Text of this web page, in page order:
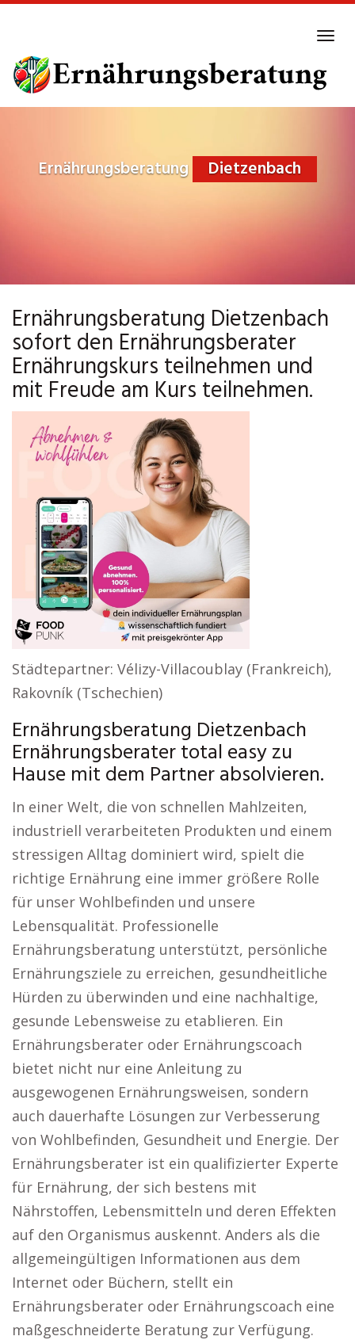
main
content
Ernährungsberatung Dietzenbach
Ernährungsberatung Dietzenbach
sofort den Ernährungsberater
Ernährungskurs teilnehmen und
mit Freude am Kurs teilnehmen.
Städtepartner: Vélizy-Villacoublay (Frankreich),
Rakovník (Tschechien)
Ernährungsberatung Dietzenbach
Ernährungsberater total easy zu
Hause mit dem Partner absolvieren.
In einer Welt, die von schnellen Mahlzeiten,
industriell verarbeiteten Produkten und einem
stressigen Alltag dominiert wird, spielt die
richtige Ernährung eine immer größere Rolle
für unser Wohlbefinden und unsere
Lebensqualität. Professionelle
Ernährungsberatung unterstützt, persönliche
Ernährungsziele zu erreichen, gesundheitliche
Hürden zu überwinden und eine nachhaltige,
gesunde Lebensweise zu etablieren. Ein
Ernährungsberater oder Ernährungscoach
bietet nicht nur eine Anleitung zu
ausgewogenen Ernährungsweisen, sondern
auch dauerhafte Lösungen zur Verbesserung
von Wohlbefinden, Gesundheit und Energie. Der
Ernährungsberater ist ein qualifizierter Experte
für Ernährung, der sich bestens mit
Nährstoffen, Lebensmitteln und deren Effekten
auf den Organismus auskennt. Anders als die
allgemeingültigen Informationen aus dem
Internet oder Büchern, stellt ein
Ernährungsberater oder Ernährungscoach eine
maßgeschneiderte Beratung zur Verfügung.